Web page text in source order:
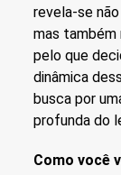
revela-se
mas
pelo que
dinâmica
busca por
profunda do
Como você